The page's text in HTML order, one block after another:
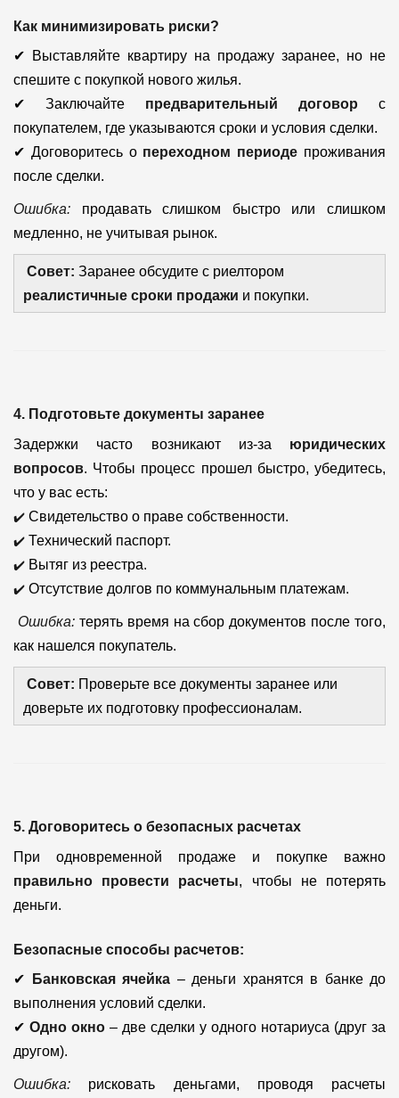
Как минимизировать риски?
✔ Выставляйте квартиру на продажу заранее, но не
спешите с покупкой нового жилья.
✔ Заключайте предварительный договор с
покупателем, где указываются сроки и условия сделки.
✔ Договоритесь о переходном периоде проживания
после сделки.
Ошибка: продавать слишком быстро или слишком
медленно, не учитывая рынок.
Совет: Заранее обсудите с риелтором
реалистичные сроки продажи и покупки.
4. Подготовьте документы заранее
Задержки часто возникают из-за юридических
вопросов. Чтобы процесс прошел быстро, убедитесь,
что у вас есть:
✔️ Свидетельство о праве собственности.
✔️ Технический паспорт.
✔️ Вытяг из реестра.
✔️ Отсутствие долгов по коммунальным платежам.
Ошибка:терять время на сбор документов после того,
как нашелся покупатель.
Совет: Проверьте все документы заранее или
доверьте их подготовку профессионалам.
5. Договоритесь о безопасных расчетах
При одновременной продаже и покупке важно
правильно провести расчеты, чтобы не потерять
деньги.
Безопасные способы расчетов:
✔
Банковская ячейка – деньги хранятся в банке до
выполнения условий сделки.
✔ Одно окно – две сделки у одного нотариуса (друг за
другом).
Ошибка: рисковать деньгами, проводя расчеты